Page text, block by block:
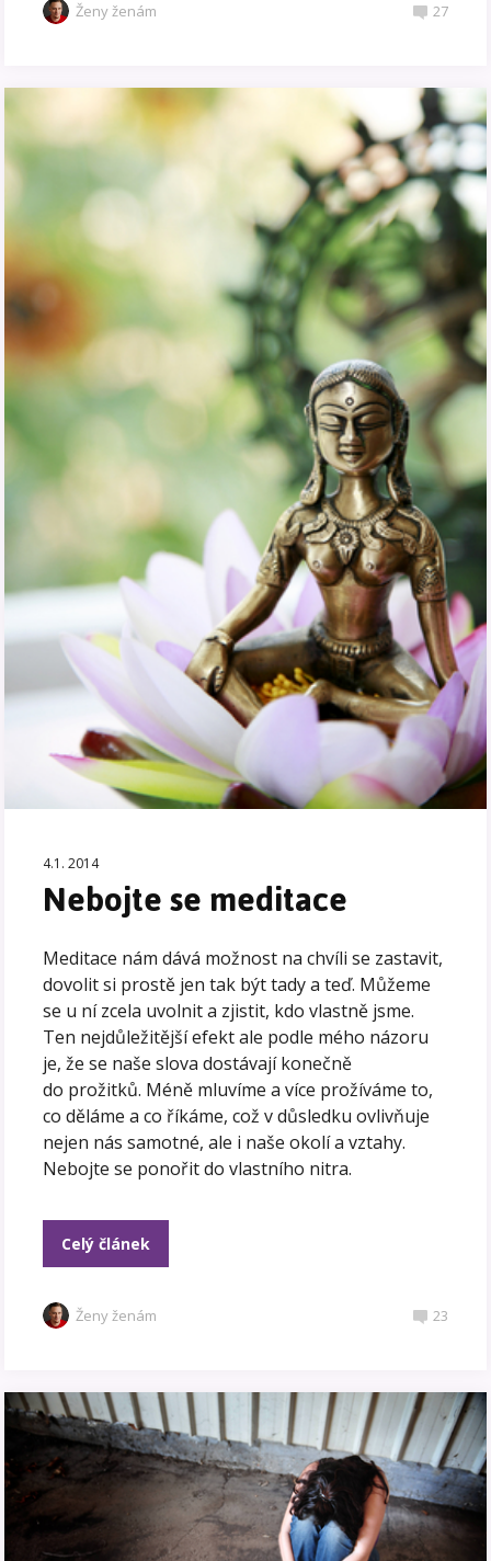
Ženy ženám 27
4.1. 2014
Nebojte se meditace
Meditace nám dává možnost na chvíli se zastavit,
dovolit si prostě jen tak být tady a teď. Můžeme
se u ní zcela uvolnit a zjistit, kdo vlastně jsme.
Ten nejdůležitější efekt ale podle mého názoru
je, že se naše slova dostávají konečně
do prožitků. Méně mluvíme a více prožíváme to,
co děláme a co říkáme, což v důsledku ovlivňuje
nejen nás samotné, ale i naše okolí a vztahy.
Nebojte se ponořit do vlastního nitra.
Celý článek
Ženy ženám 23